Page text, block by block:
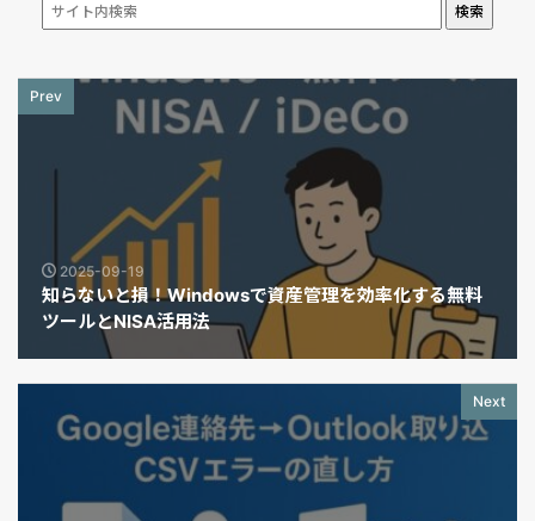
検索
Prev
2025-09-19
知らないと損！Windowsで資産管理を効率化する無料
ツールとNISA活用法
Next